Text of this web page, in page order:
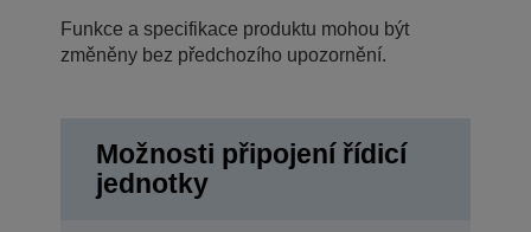
Funkce a specifikace produktu mohou být
změněny bez předchozího upozornění.
Možnosti připojení řídicí
jednotky